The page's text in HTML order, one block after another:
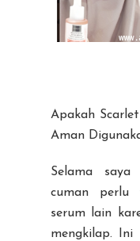
Apakah
Aman
Selama
cuman perlu
serum lain
mengkilap. Ini